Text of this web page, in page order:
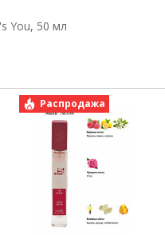
You, 50 мл
Распродажа